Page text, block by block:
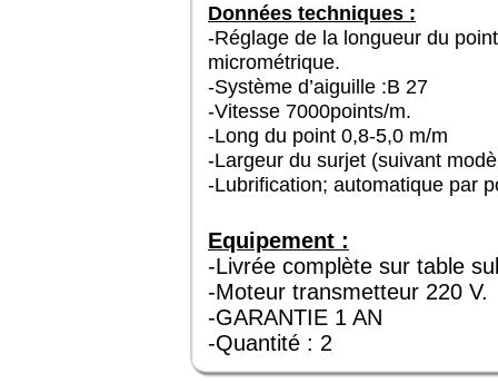
Données techniques :
-Réglage de la longueur du
micrométrique.
-Système d’aiguille :B 27
-Vitesse 7000points/m.
-Long du point 0,8-5,0 m/m
-Largeur du surjet (suivant
-Lubrification; automatique par
Equipement :
-Livrée complète sur table
-Moteur transmetteur 220 V.
-GARANTIE 1 AN
-Quantité : 2